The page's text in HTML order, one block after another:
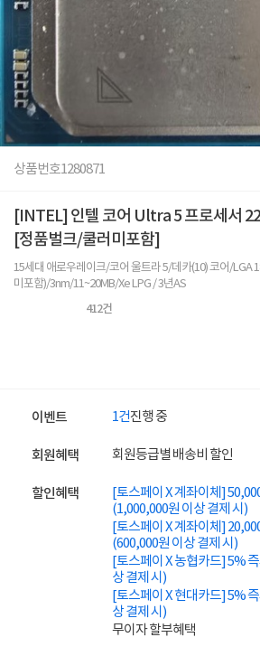
상품번호1280871
[INTEL] 인텔 코어 Ultra 5 프로세서
[정품벌크/쿨러미포함]
15세대 애로우레이크/코어 울트라 5/데카(10) 코어/LGA
미포함)/3nm/11~20MB/Xe LPG / 3년AS
412건
이벤트 1건진행 중
회원혜택 회원등급별 배송비 할인
할인혜택
[토스페이 X 계좌이체]
(1,000,000원 이상 결제 시)
[토스페이 X 계좌이체]
(600,000원 이상 결제 시)
[토스페이 X 농협카드] 5%
상 결제 시)
[토스페이 X 현대카드] 5%
상 결제 시)
무이자 할부혜택